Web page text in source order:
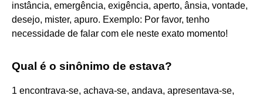
instância, emergência, exigência, aperto, ânsia, vontade,
desejo, mister, apuro. Exemplo: Por favor, tenho
necessidade de falar com ele neste exato momento!
Qual é o sinônimo de estava?
1 encontrava-se, achava-se, andava, apresentava-se,